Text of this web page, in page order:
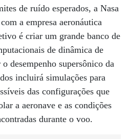
de ruído esperados, a Nasa
a empresa aeronáutica
é criar um grande banco de
de dinâmica de
desempenho supersônico da
incluirá simulações para
das configurações que
a aeronave e as condições
durante o voo.